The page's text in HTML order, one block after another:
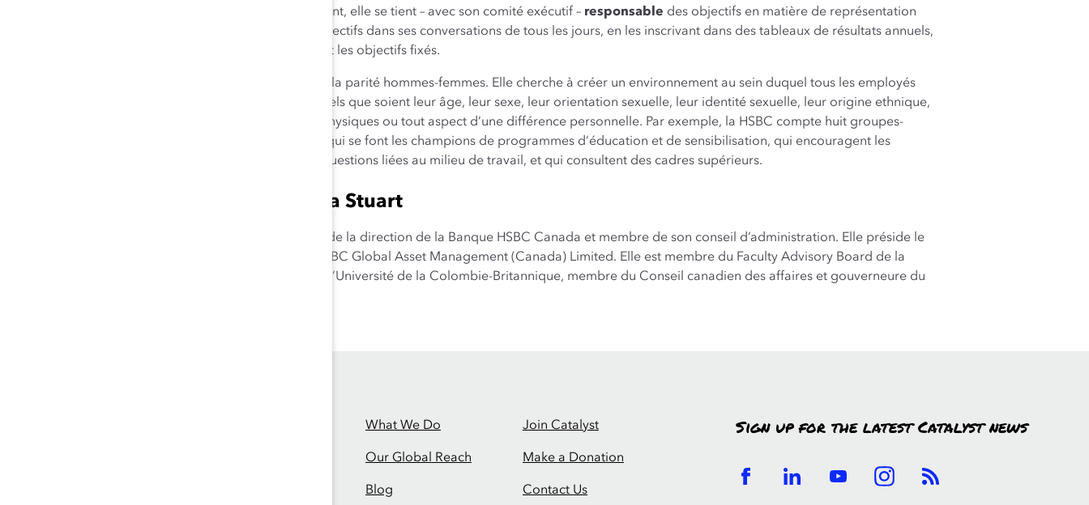
courage et humilité. Notamment, elle se tient – avec son comité exécutif – responsable des objectifs en matière de représentation
des femmes, et intègre ces objectifs dans ses conversations de tous les jours, en les inscrivant dans des tableaux de résultats annuels,
et en atteignant collectivement les objectifs fixés.
Sa passion va bien au-delà de la parité hommes-femmes. Elle cherche à créer un environnement au sein duquel tous les employés
sont valorisés et respectés, quels que soient leur âge, leur sexe, leur orientation sexuelle, leur identité sexuelle, leur origine ethnique,
leur religion, leurs aptitudes physiques ou tout aspect d’une différence personnelle. Par exemple, la HSBC compte huit groupes-
ressources d’employés (GRE) qui se font les champions de programmes d’éducation et de sensibilisation, qui encouragent les
discussions ouvertes sur des questions liées au milieu de travail, et qui consultent des cadres supérieurs.
À propos de Sandra Stuart
Sandra est présidente et chef de la direction de la Banque HSBC Canada et membre de son conseil d’administration. Elle préside le
conseil d’administration de HSBC Global Asset Management (Canada) Limited. Elle est membre du Faculty Advisory Board de la
Sauder School of Business de l’Université de la Colombie-Britannique, membre du Conseil canadien des affaires et gouverneure du
What We Do
Our Global Reach
Blog
Join Catalyst
Make a Donation
Contact Us
Sign up for the latest Catalyst news